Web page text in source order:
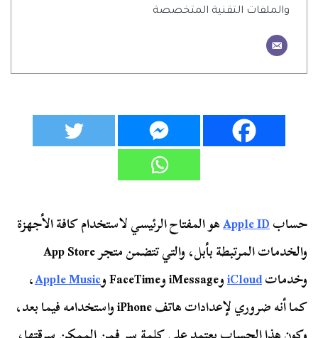
والملفات التقنية المتخصصة
حسابApple IDهو المفتاح الرئيسي لاستخدام كافة الأجهزة
والخدمات المرتبطة بأبل، والتي تتضمن متجر App Store
وخدماتiCloudوiMessage وFaceTime و Apple Music،
كما أنه ضروري لإعدادات هاتف iPhone واستخدامه فيما بعد،